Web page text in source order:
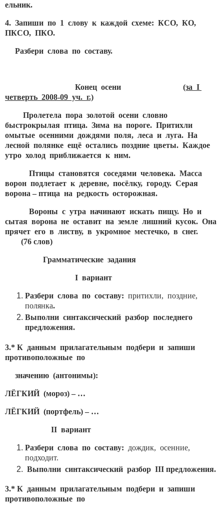
ельник.
4. Запиши по 1 слову к каждой схеме: КСО, КО,
ПКСО, ПКО.
Разбери слова по составу.
Конец осени (за I
четверть 2008-09 уч. г.)
Пролетела пора золотой осени словно
быстрокрылая птица. Зима на пороге. Притихли
омытые осенними дождями поля, леса и луга. На
лесной полянке ещё остались поздние цветы. Каждое
утро холод приближается к ним.
Птицы становятся соседями человека. Масса
ворон подлетает к деревне, посёлку, городу. Серая
ворона – птица на редкость осторожная.
Вороны с утра начинают искать пищу. Но и
сытая ворона не оставит на земле лишний кусок. Она
прячет его в листву, в укромное местечко, в снег.
(76 слов)
Грамматические задания
I вариант
Разбери слова по составу: притихли, поздние,
полянка.
Выполни синтаксический разбор последнего
предложения.
3.* К данным прилагательным подбери и запиши
противоположные по
значению (антонимы):
ЛЁГКИЙ (мороз) – …
ЛЁГКИЙ (портфель) – …
II вариант
Разбери слова по составу: дождик, осенние,
подходит.
Выполни синтаксический разбор III предложения.
3.* К данным прилагательным подбери и запиши
противоположные по